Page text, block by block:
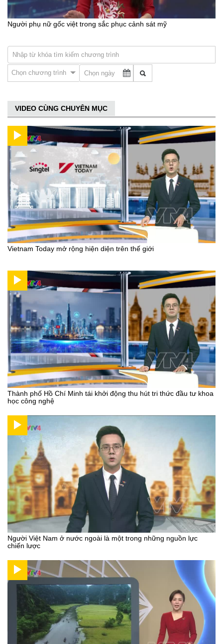
Người phụ nữ gốc việt trong sắc phục cảnh sát mỹ
Chọn chương trình
VIDEO CÙNG CHUYÊN MỤC
Vietnam Today mở rộng hiện diện trên thế giới
Thành phố Hồ Chí Minh tái khởi động thu hút tri thức đầu tư khoa
học công nghệ
Người Việt Nam ở nước ngoài là một trong những nguồn lực
chiến lược